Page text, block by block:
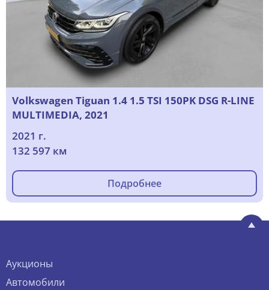
Volkswagen Tiguan 1.4 1.5 TSI 150PK DSG R-LINE
MULTIMEDIA, 2021
2021 г.
132 597 км
Подробнее
Аукционы
Автомобили